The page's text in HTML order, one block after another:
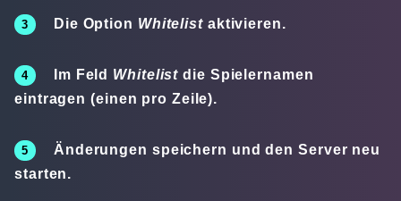
Die Option Whitelistaktivieren.
Im Feld Whitelist die Spielernamen
eintragen (einen pro Zeile).
Änderungen speichern und den Server neu
starten.